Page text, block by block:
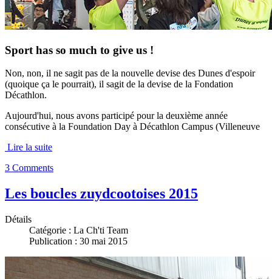
Sport has so much to give us !
Non, non, il ne sagit pas de la nouvelle devise des Dunes d'espoir
(quoique ça le pourrait), il sagit de la devise de la Fondation
Décathlon.
Aujourd'hui, nous avons participé pour la deuxième année
consécutive à la Foundation Day à Décathlon Campus (Villeneuve
Lire la suite
3 Comments
Les boucles zuydcootoises 2015
Détails
Catégorie : La Ch'ti Team
Publication : 30 mai 2015